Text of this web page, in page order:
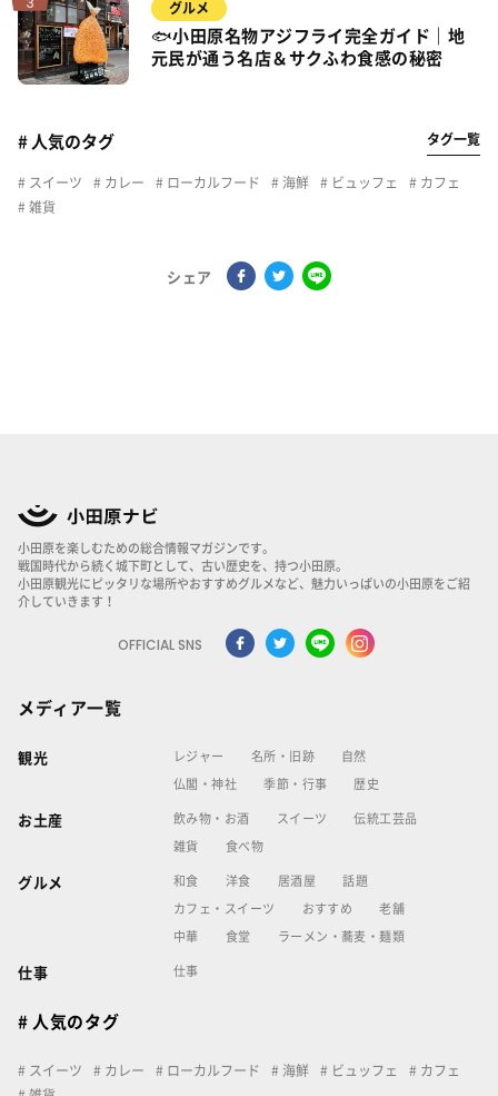
グルメ
🐟小田原名物アジフライ完全ガイド｜地
元民が通う名店＆サクふわ食感の秘密
# 人気のタグ タグ一覧
スイーツ カレー ローカルフード 海鮮 ビュッフェ
カフェ
雑貨
シェア
小田原を楽しむための総合情報マガジンです。
戦国時代から続く城下町として、古い歴史を、持つ小田原。
小田原観光にピッタリな場所やおすすめグルメなど、魅力いっぱいの小田原をご紹
介していきます！
OFFICIAL SNS
メディア一覧
観光 レジャー 名所・旧跡 自然
仏閣・神社 季節・行事 歴史
お土産 飲み物・お酒 スイーツ 伝統工芸品
雑貨 食べ物
グルメ 和食 洋食 居酒屋 話題
カフェ・スイーツ おすすめ 老舗
中華 食堂 ラーメン・蕎麦・麺類
仕事 仕事
# 人気のタグ
スイーツ カレー ローカルフード 海鮮 ビュッフェ
カフェ